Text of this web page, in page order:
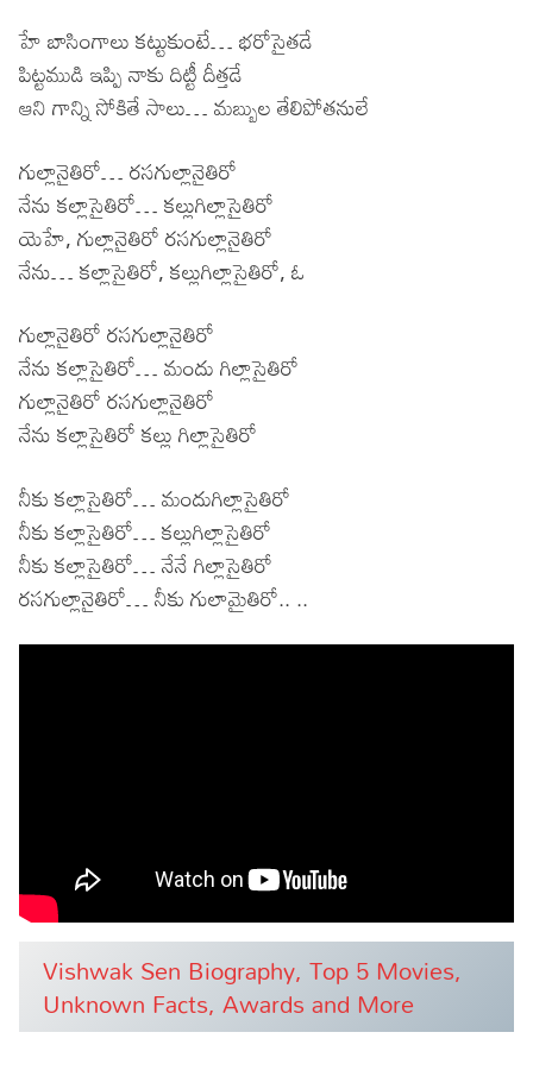
హే బాసింగాలు కట్టుకుంటే… భరోసైతడే
పిట్టముడి ఇప్పి నాకు దిట్టీ దీత్తడే
ఆని గాన్ని సోకితే సాలు… మబ్బుల తేలిపోతనులే
గుల్లానైతిరో… రసగుల్లానైతిరో
నేను కల్లాసైతిరో… కల్లుగిల్లాసైతిరో
యెహే, గుల్లానైతిరో రసగుల్లానైతిరో
నేను… కల్లాసైతిరో, కల్లుగిల్లాసైతిరో, ఓ
గుల్లానైతిరో రసగుల్లానైతిరో
నేను కల్లాసైతిరో… మందు గిల్లాసైతిరో
గుల్లానైతిరో రసగుల్లానైతిరో
నేను కల్లాసైతిరో కల్లు గిల్లాసైతిరో
నీకు కల్లాసైతిరో… మందుగిల్లాసైతిరో
నీకు కల్లాసైతిరో… కల్లుగిల్లాసైతిరో
నీకు కల్లాసైతిరో… నేనే గిల్లాసైతిరో
రసగుల్లానైతిరో… నీకు గులామైతిరో.. ..
Vishwak Sen Biography, Top 5 Movies,
Unknown Facts, Awards and More